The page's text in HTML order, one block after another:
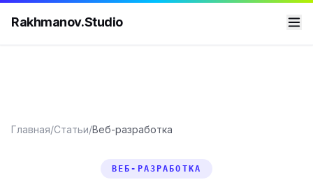
Rakhmanov.Studio
Главная/Статьи/Веб-разработка
ВЕБ-РАЗРАБОТКА